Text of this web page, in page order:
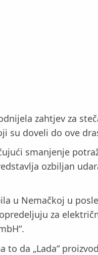
zahtjev za
su doveli do ove
smanjenje
ozbiljan
u Nemačkoj u
za
da „Lada“